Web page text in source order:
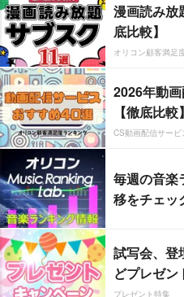
漫画読み放
底比較】
オリコン顧客満足
2026年動
【徹底比較】
CS動画配信サービ
毎週の音楽
移をチェッ
試写会、登
どプレゼン
プレゼント特集